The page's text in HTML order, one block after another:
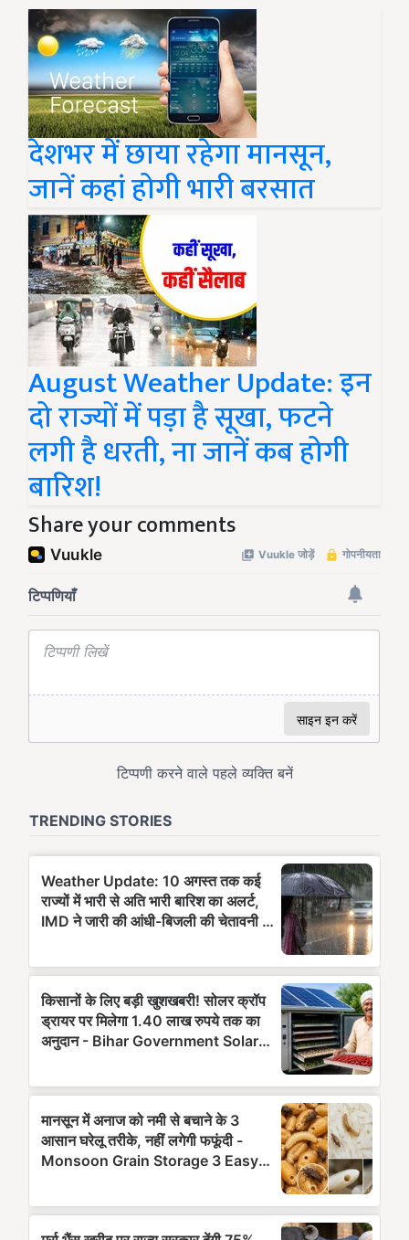
देशभर में छाया रहेगा मानसून,
जानें कहां होगी भारी बरसात
August Weather Update: इन
दो राज्यों में पड़ा है सूखा, फटने
लगी है धरती, ना जानें कब होगी
बारिश!
Share your comments